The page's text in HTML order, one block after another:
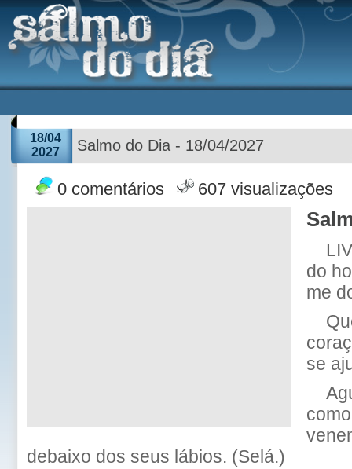
18/04
2027
Salmo do Dia - 18/04/2027
0 comentários 607 visualizações
do
me
se
debaixo dos seus lábios. (Selá.)